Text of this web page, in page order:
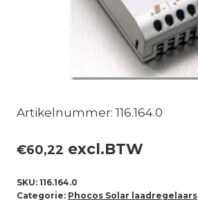
Artikelnummer: 116.164.0
€60,22 excl.BTW
SKU: 116.164.0
Categorie: Phocos Solar laadregelaars